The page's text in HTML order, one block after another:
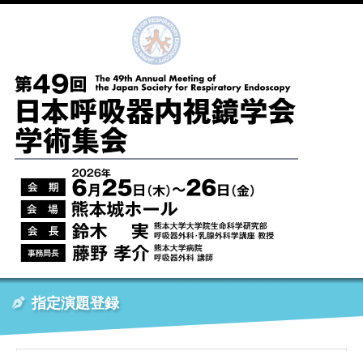
指定演題登録